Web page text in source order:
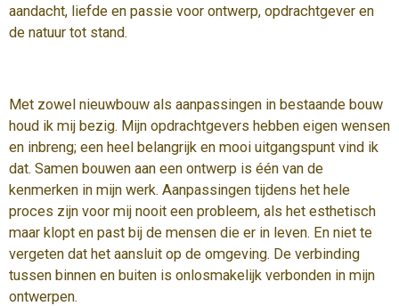
aandacht, liefde en passie voor ontwerp, opdrachtgever en
de natuur tot stand.
Met zowel nieuwbouw als aanpassingen in bestaande bouw
houd ik mij bezig. Mijn opdrachtgevers hebben eigen wensen
en inbreng; een heel belangrijk en mooi uitgangspunt vind ik
dat. Samen bouwen aan een ontwerp is één van de
kenmerken in mijn werk. Aanpassingen tijdens het hele
proces zijn voor mij nooit een probleem, als het esthetisch
maar klopt en past bij de mensen die er in leven. En niet te
vergeten dat het aansluit op de omgeving. De verbinding
tussen binnen en buiten is onlosmakelijk verbonden in mijn
ontwerpen.